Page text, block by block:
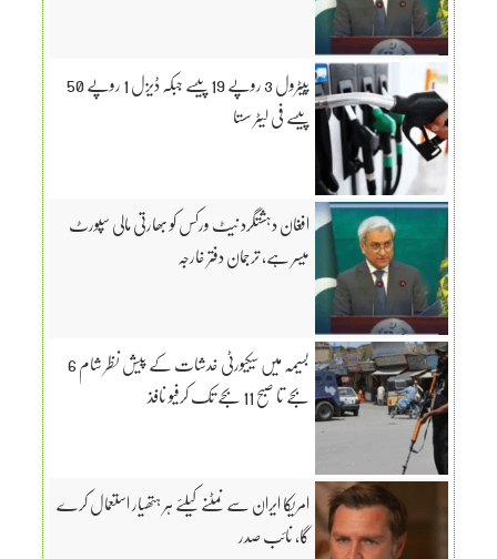
پیٹرول 3 روپے 19 پیسے جبکہ ڈیزل 1 روپے 50
پیسے فی لیٹر سستا
افغان دہشتگرد نیٹ ورکس کو بھارتی مالی سپورٹ
میسر ہے، ترجمان دفتر خارجہ
بسیمہ میں سیکیورٹی خدشات کے پیش نظر شام 6
بجے تا صبح 11 بجے تک کرفیو نافذ
امریکا ایران سے نمٹنے کیلئے ہر ہتھیار استعمال کرے
گا، نائب صدر